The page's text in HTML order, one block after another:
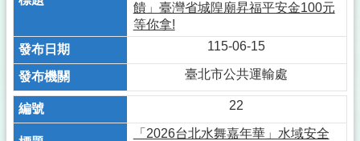
饋」臺灣省城隍廟昇福平安金100元
等你拿!
115-06-15
臺北市公共運輸處
22
「2026台北水舞嘉年華」水域安全